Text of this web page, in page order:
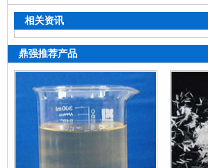
相关资讯
鼎强推荐产品